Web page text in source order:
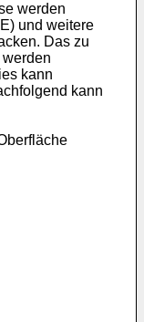
werden
und weitere
Das zu
kann
kann